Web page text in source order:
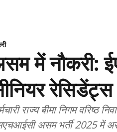
में नौकरी:
राज्य बीमा निगम वरिष्ठ
असम भर्ती 2025 में